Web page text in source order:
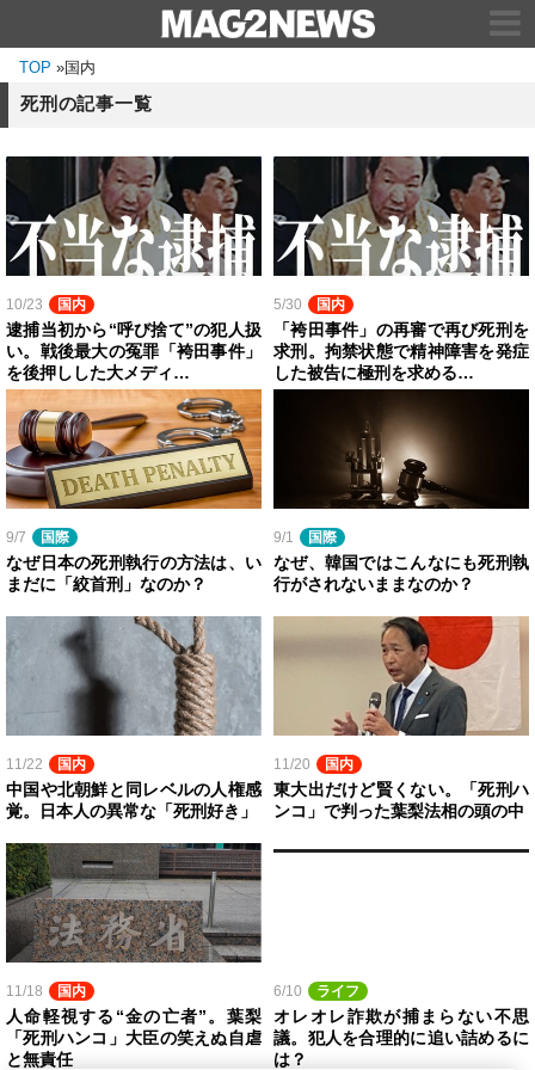
TOP »国内
死刑の記事一覧
10/23 国内
逮捕当初から“呼び捨て”の犯人扱
い。戦後最大の冤罪「袴田事件」
を後押しした大メディ…
5/30 国内
「袴田事件」の再審で再び死刑を
求刑。拘禁状態で精神障害を発症
した被告に極刑を求める…
9/7 国際
なぜ日本の死刑執行の方法は、い
まだに「絞首刑」なのか？
9/1 国際
なぜ、韓国ではこんなにも死刑執
行がされないままなのか？
11/22 国内
中国や北朝鮮と同レベルの人権感
覚。日本人の異常な「死刑好き」
11/20 国内
東大出だけど賢くない。「死刑ハ
ンコ」で判った葉梨法相の頭の中
11/18 国内
人命軽視する“金の亡者”。葉梨
「死刑ハンコ」大臣の笑えぬ自虐
と無責任
6/10 ライフ
オレオレ詐欺が捕まらない不思
議。犯人を合理的に追い詰めるに
は？